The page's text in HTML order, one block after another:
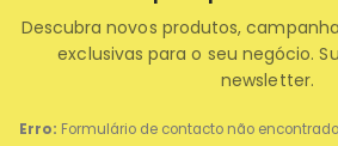
Erro: Formulário de contacto não
Descubra novos produtos,
exclusivas para o seu negócio.
newsletter.